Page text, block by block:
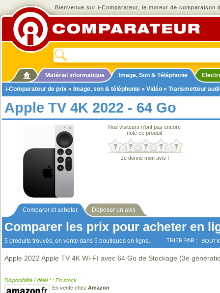
Bienvenue sur i-Comparateur, le moteur de comparaison
Matériel informatique Image, Son & Téléphonie
i-Comparateur de prix » Image, son & téléphonie » Vidéo » Transmetteur
Apple TV 4K 2022 - 64 Go
Nos visiteurs n'ont pas encore
noté ce produit
Je donne mon avis !
Comparer et acheter Déposer un avis
Comparer les prix pour acheter en
5 produits trouvés, en vente dans 5 boutiques en ligne. TRIER PAR :
Apple 2022 Apple TV 4K Wi‑FI avec 64 Go de Stockage (3e
Disponibilité / délai * : En stock
En vente chez Amazon